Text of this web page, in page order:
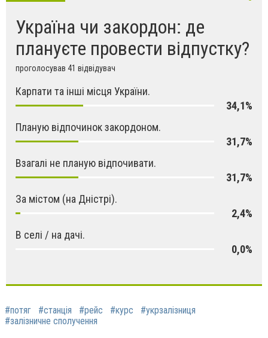
Україна чи закордон: де
плануєте провести відпустку?
проголосував 41 відвідувач
Карпати та інші місця України.
34,1%
Планую відпочинок закордоном.
31,7%
Взагалі не планую відпочивати.
31,7%
За містом (на Дністрі).
2,4%
В селі / на дачі.
0,0%
#потяг #станція #рейс #курс
#укрзалізниця
#залізничне сполучення